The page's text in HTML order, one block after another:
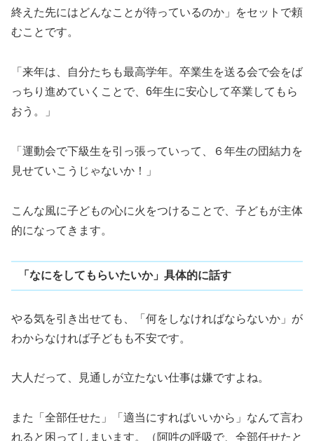
終えた先にはどんなことが待っているのか」をセットで頼
むことです。
「来年は、自分たちも最高学年。卒業生を送る会で会をば
っちり進めていくことで、6年生に安心して卒業してもら
おう。」
「運動会で下級生を引っ張っていって、６年生の団結力を
見せていこうじゃないか！」
こんな風に子どもの心に火をつけることで、子どもが主体
的になってきます。
「なにをしてもらいたいか」具体的に話す
やる気を引き出せても、「何をしなければならないか」が
わからなければ子どもも不安です。
大人だって、見通しが立たない仕事は嫌ですよね。
また「全部任せた」「適当にすればいいから」なんて言わ
れると困ってしまいます。（阿吽の呼吸で、全部任せたと